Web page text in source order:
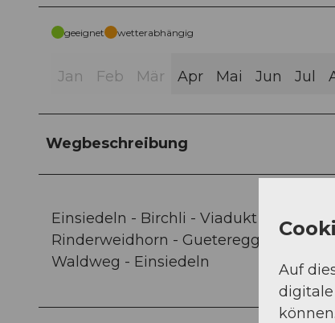
geeignet wetterabhängig
Jan Feb Mär Apr Mai Jun Jul
Wegbeschreibung
Einsiedeln - Birchli - Viadukt -
Rinderweidhorn - Gueteregg - Grueb -
Waldweg - Einsiedeln
Auf